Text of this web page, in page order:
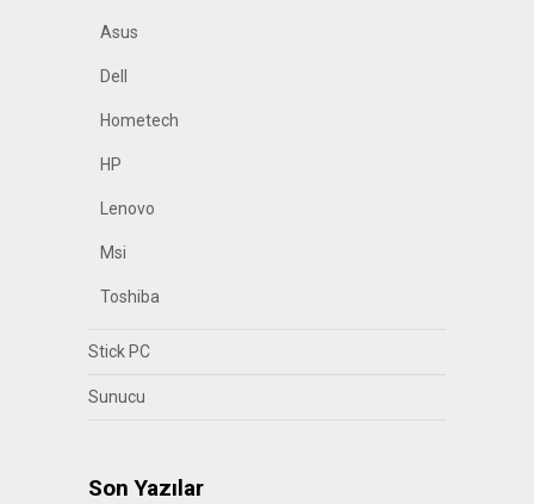
Asus
Dell
Hometech
HP
Lenovo
Msi
Toshiba
Stick PC
Sunucu
Son Yazılar